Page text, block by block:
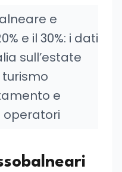
e
e il 30%: i dati
sull’estate
e
operatori